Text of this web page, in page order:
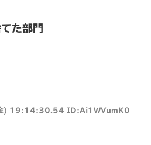
た部門
19:14:30.54 ID:Ai1WVumK0